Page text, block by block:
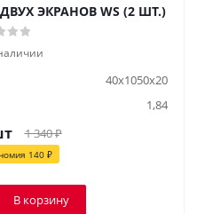
ЭКРАНОВ WS (2 ШТ.)
40x1050x20
1,84
1 340₽
140 ₽
В корзину